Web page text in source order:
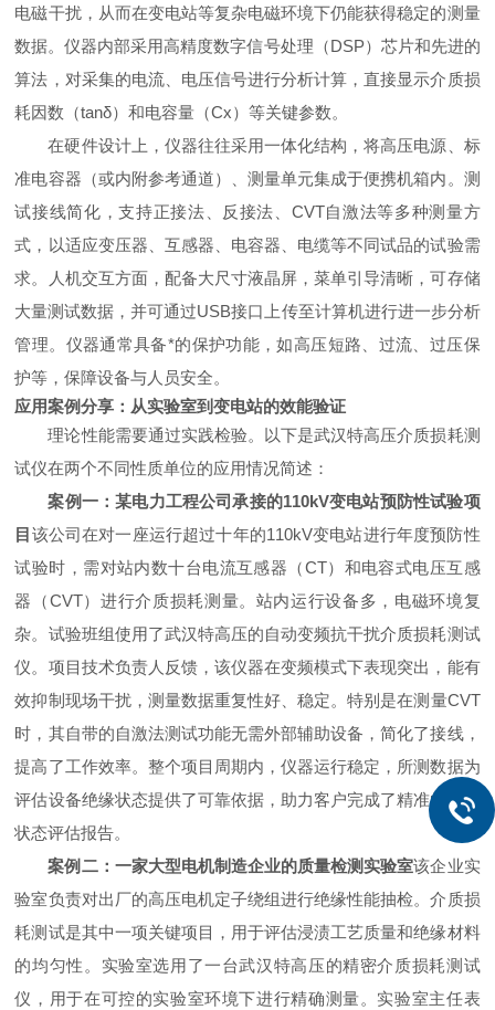
电磁干扰，从而在变电站等复杂电磁环境下仍能获得稳定的测量
数据。仪器内部采用高精度数字信号处理（DSP）芯片和先进的
算法，对采集的电流、电压信号进行分析计算，直接显示介质损
耗因数（tanδ）和电容量（Cx）等关键参数。
在硬件设计上，仪器往往采用一体化结构，将高压电源、标
准电容器（或内附参考通道）、测量单元集成于便携机箱内。测
试接线简化，支持正接法、反接法、CVT自激法等多种测量方
式，以适应变压器、互感器、电容器、电缆等不同试品的试验需
求。人机交互方面，配备大尺寸液晶屏，菜单引导清晰，可存储
大量测试数据，并可通过USB接口上传至计算机进行进一步分析
管理。仪器通常具备*的保护功能，如高压短路、过流、过压保
护等，保障设备与人员安全。
应用案例分享：从实验室到变电站的效能验证
理论性能需要通过实践检验。以下是武汉特高压介质损耗测
试仪在两个不同性质单位的应用情况简述：
案例一：某电力工程公司承接的110kV变电站预防性试验项
目 该公司在对一座运行超过十年的110kV变电站进行年度预防性
试验时，需对站内数十台电流互感器（CT）和电容式电压互感
器（CVT）进行介质损耗测量。站内运行设备多，电磁环境复
杂。试验班组使用了武汉特高压的自动变频抗干扰介质损耗测试
仪。项目技术负责人反馈，该仪器在变频模式下表现突出，能有
效抑制现场干扰，测量数据重复性好、稳定。特别是在测量CVT
时，其自带的自激法测试功能无需外部辅助设备，简化了接线，
提高了工作效率。整个项目周期内，仪器运行稳定，所测数据为
评估设备绝缘状态提供了可靠依据，助力客户完成了精准的设备
状态评估报告。
案例二：一家大型电机制造企业的质量检测实验室该企业实
验室负责对出厂的高压电机定子绕组进行绝缘性能抽检。介质损
耗测试是其中一项关键项目，用于评估浸渍工艺质量和绝缘材料
的均匀性。实验室选用了一台武汉特高压的精密介质损耗测试
仪，用于在可控的实验室环境下进行精确测量。实验室主任表